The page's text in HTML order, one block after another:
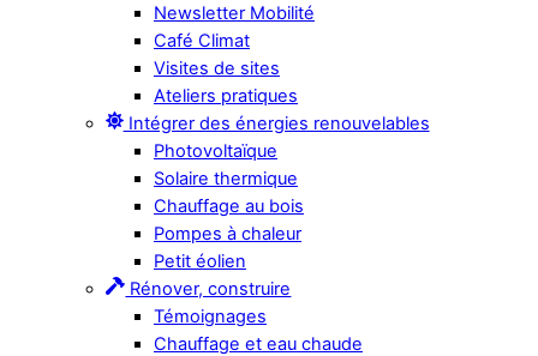
Newsletter Mobilité
Café Climat
Visites de sites
Ateliers pratiques
Intégrer des énergies renouvelables
Photovoltaïque
Solaire thermique
Chauffage au bois
Pompes à chaleur
Petit éolien
Rénover, construire
Témoignages
Chauffage et eau chaude